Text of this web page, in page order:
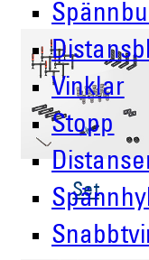
Vinklar
Stopp
Set